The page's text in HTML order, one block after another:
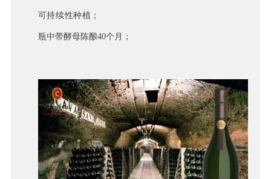
可持续性种植；
瓶中带酵母陈酿40个月；